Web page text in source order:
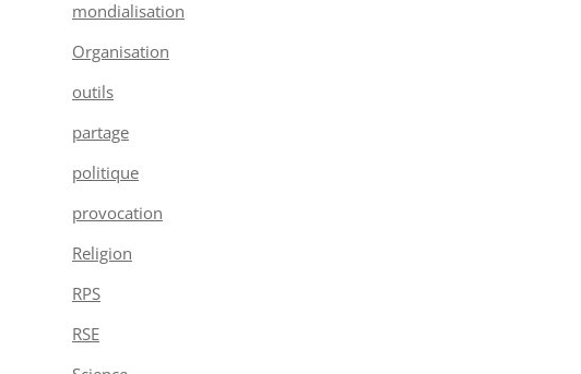
mondialisation
Organisation
outils
partage
politique
provocation
Religion
RPS
RSE